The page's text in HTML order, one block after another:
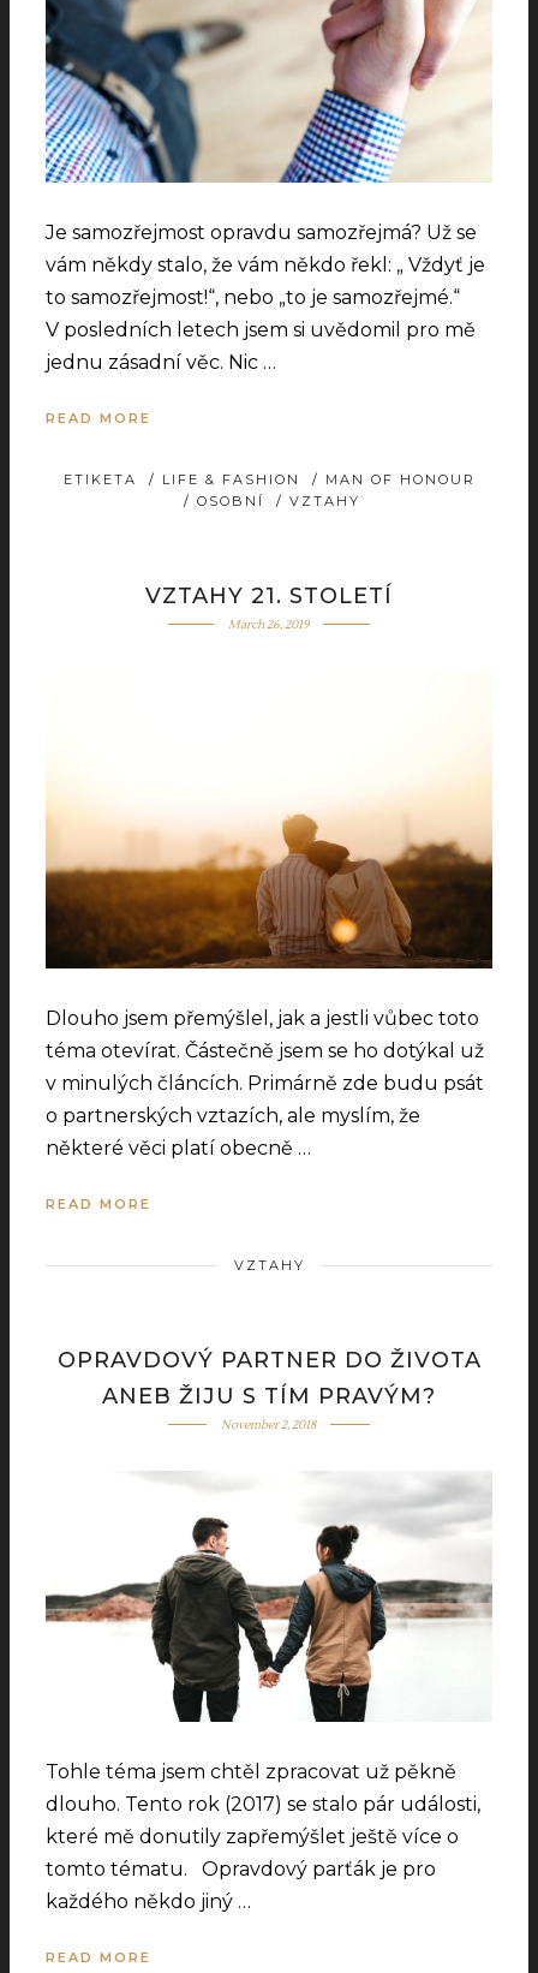
Je samozřejmost opravdu samozřejmá? Už se
vám někdy stalo, že vám někdo řekl: „ Vždyť je
to samozřejmost!“, nebo „to je samozřejmé.“
V posledních letech jsem si uvědomil pro mě
jednu zásadní věc. Nic …
READ MORE
ETIKETA / LIFE & FASHION / MAN OF HONOUR
/ OSOBNÍ / VZTAHY
VZTAHY 21. STOLETÍ
March 26, 2019
Dlouho jsem přemýšlel, jak a jestli vůbec toto
téma otevírat. Částečně jsem se ho dotýkal už
v minulých článcích. Primárně zde budu psát
o partnerských vztazích, ale myslím, že
některé věci platí obecně …
READ MORE
VZTAHY
OPRAVDOVÝ PARTNER DO ŽIVOTA
ANEB ŽIJU S TÍM PRAVÝM?
November 2, 2018
Tohle téma jsem chtěl zpracovat už pěkně
dlouho. Tento rok (2017) se stalo pár události,
které mě donutily zapřemýšlet ještě více o
tomto tématu. Opravdový parťák je pro
každého někdo jiný …
READ MORE